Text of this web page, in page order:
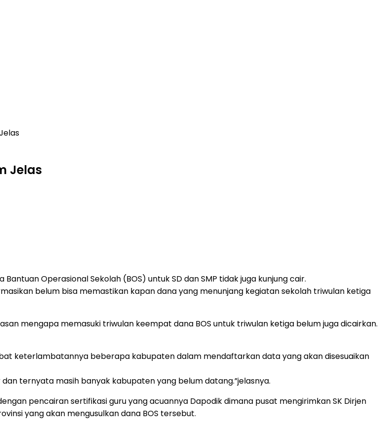
Jelas
Operasional Sekolah (BOS) untuk SD dan SMP tidak juga kunjung cair.
belum bisa memastikan kapan dana yang menunjang kegiatan sekolah triwulan ketiga
mengapa memasuki triwulan keempat dana BOS untuk triwulan ketiga belum juga dicairkan.
keterlambatannya beberapa kabupaten dalam mendaftarkan data yang akan disesuaikan
ternyata masih banyak kabupaten yang belum datang.”jelasnya.
pencairan sertifikasi guru yang acuannya Dapodik dimana pusat mengirimkan SK Dirjen
yang akan mengusulkan dana BOS tersebut.